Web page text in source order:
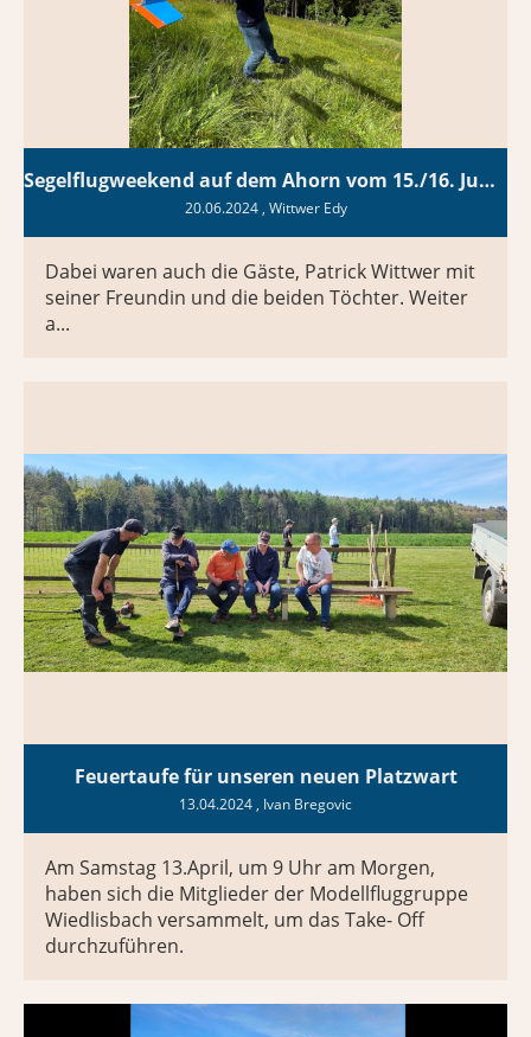
Segelflugweekend auf dem Ahorn vom 15./16. Juni 2024
20.06.2024, Wittwer Edy
Dabei waren auch die Gäste, Patrick Wittwer mit
seiner Freundin und die beiden Töchter. Weiter
a...
Feuertaufe für unseren neuen Platzwart
13.04.2024 , Ivan Bregovic
Am Samstag 13.April, um 9 Uhr am Morgen,
haben sich die Mitglieder der Modellfluggruppe
Wiedlisbach versammelt, um das Take- Off
durchzuführen.